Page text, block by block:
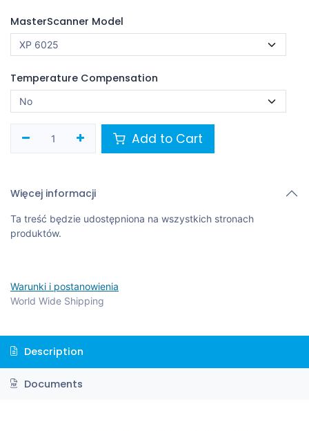
MasterScanner Model
Temperature Compensation
Add to Cart
Więcej informacji
Ta treść będzie udostępniona na wszystkich stronach
produktów.
Warunki i postanowienia
World Wide Shipping
Description
Documents